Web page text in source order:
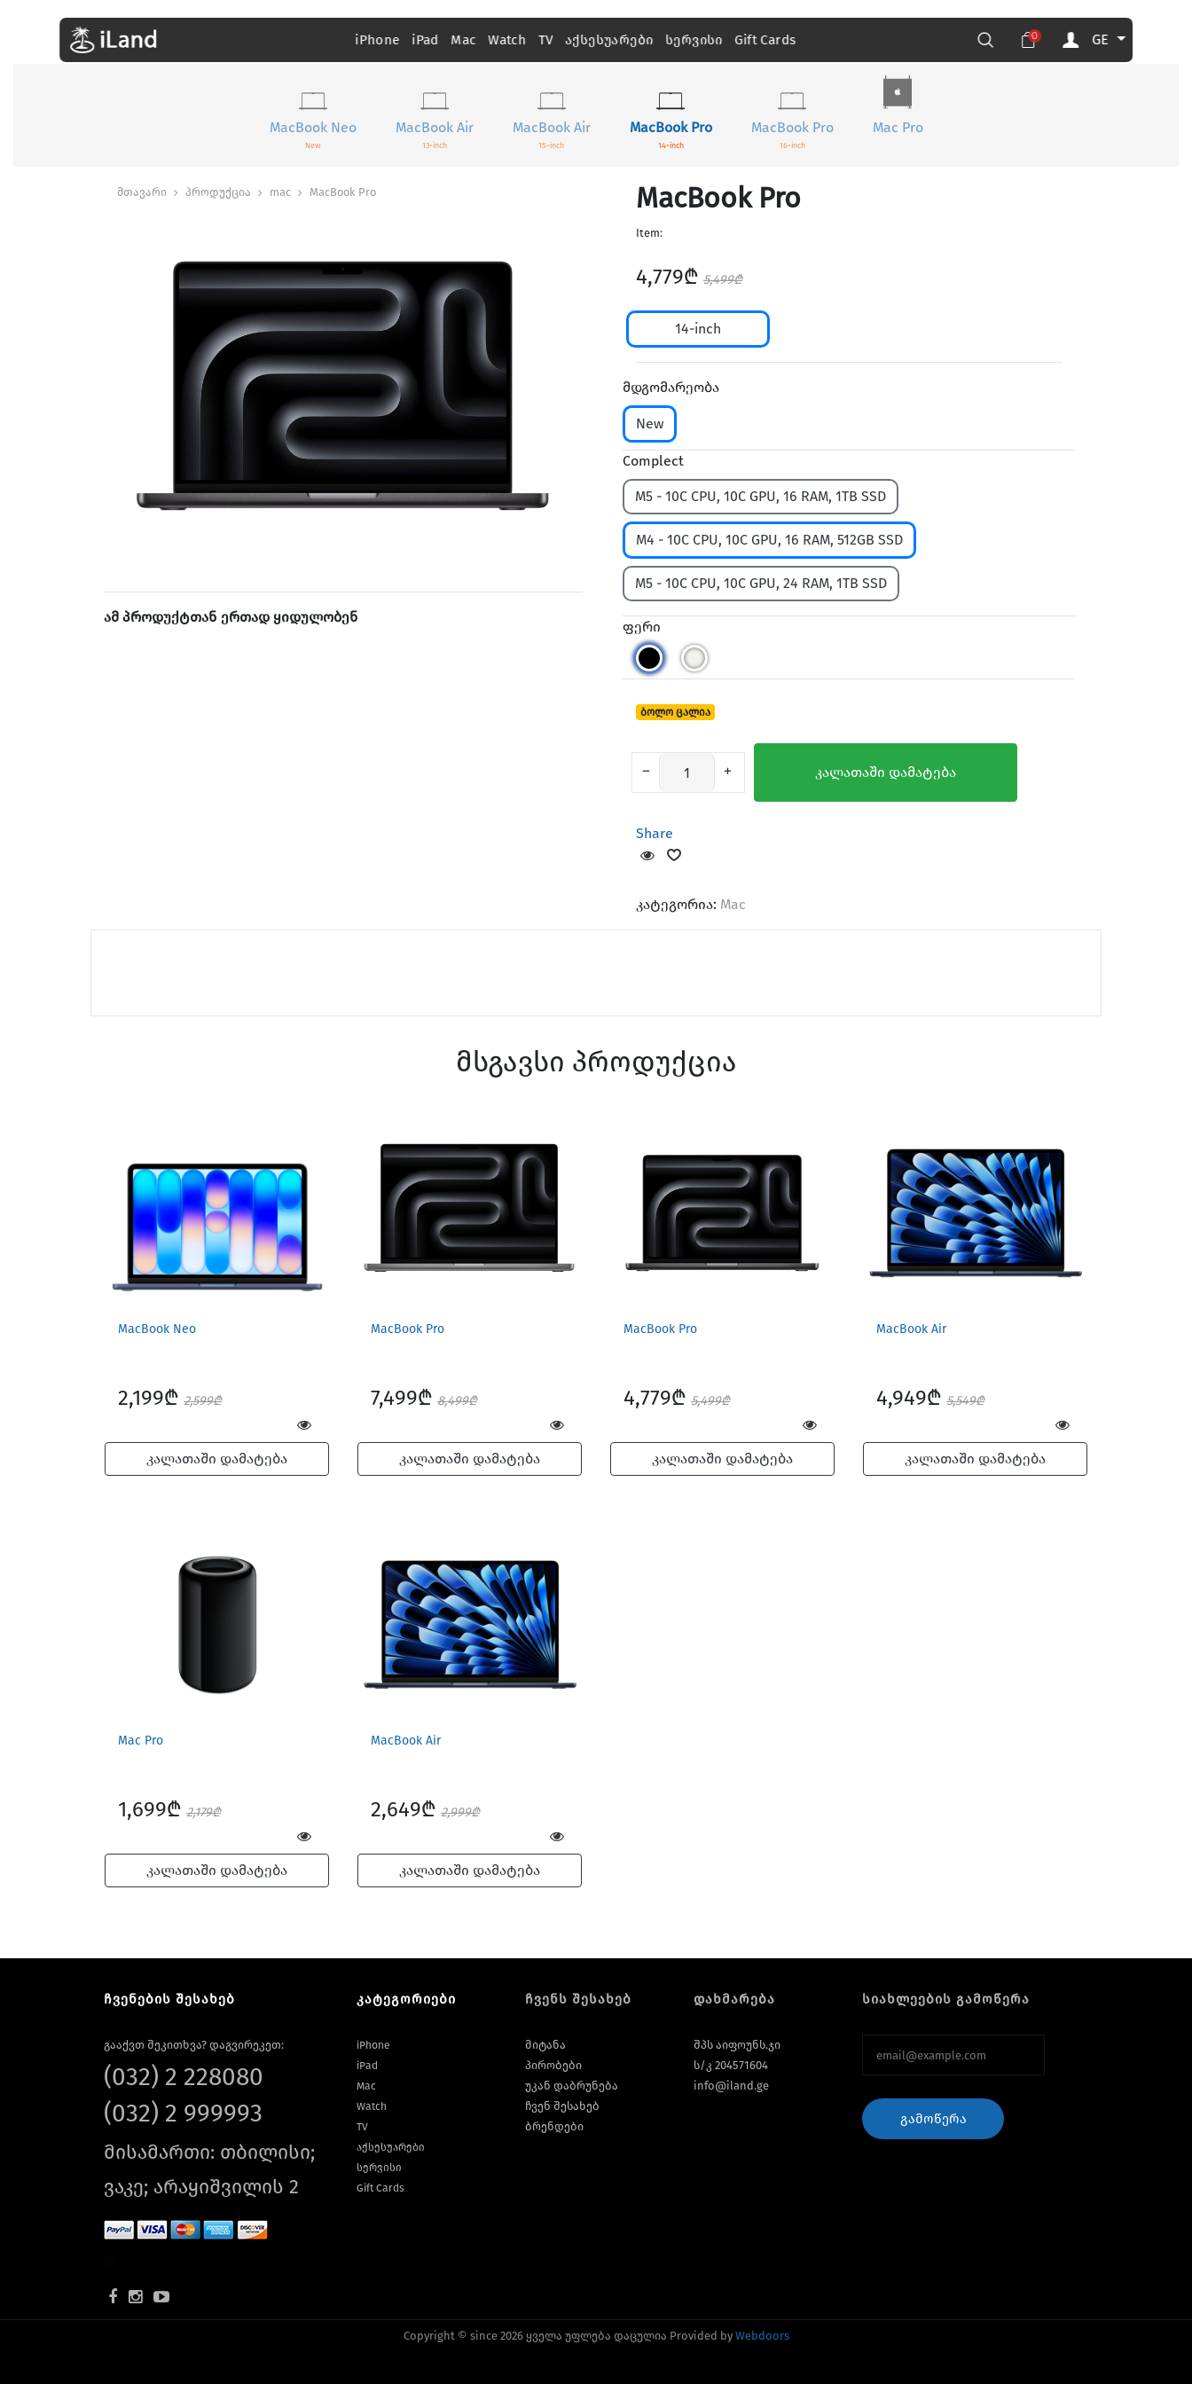
iPhone iPad Mac Watch TV აქსესუარები სერვისი Gift Cards 0 GE
MacBook Neo
New
MacBook Air
13-inch
MacBook Air
15-inch
MacBook Pro
14-inch
MacBook Pro
16-inch
Mac Pro
მთავარი პროდუქცია mac MacBook Pro
ამ პროდუქტთან ერთად ყიდულობენ
MacBook Pro
Item:
4,779₾ 5,499₾
14-inch
მდგომარეობა
New
Complect
M5 - 10C CPU, 10C GPU, 16 RAM, 1TB SSD
M4 - 10C CPU, 10C GPU, 16 RAM, 512GB SSD
M5 - 10C CPU, 10C GPU, 24 RAM, 1TB SSD
ფერი
ბოლო ცალია
კალათაში დამატება
Share
კატეგორია: Mac
მსგავსი პროდუქცია
MacBook Neo
2,199₾ 2,599₾
კალათაში დამატება
MacBook Pro
7,499₾ 8,499₾
კალათაში დამატება
MacBook Pro
4,779₾ 5,499₾
კალათაში დამატება
MacBook Air
4,949₾ 5,549₾
კალათაში დამატება
Mac Pro
1,699₾ 2,179₾
კალათაში დამატება
MacBook Air
2,649₾ 2,999₾
კალათაში დამატება
ჩვენების შესახებ
გააქვთ შეკითხვა? დაგვირეკეთ:
(032) 2 228080
(032) 2 999993
მისამართი: თბილისი;
ვაკე; არაყიშვილის 2
კატეგორიები
iPhone
iPad
Mac
Watch
TV
აქსესუარები
სერვისი
Gift Cards
ჩვენს შესახებ
მიტანა
პირობები
უკან დაბრუნება
ჩვენ შესახებ
ბრენდები
დახმარება
შპს აიფოუნს.ჯი
ს/კ 204571604
info@iland.ge
სიახლეების გამოწერა
ᲒᲐᲛᲝᲬᲔᲠᲐ
Copyright © since 2026 ყველა უფლება დაცულია Provided by Webdoors